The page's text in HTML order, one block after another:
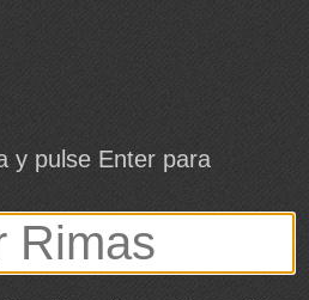
y pulse Enter para